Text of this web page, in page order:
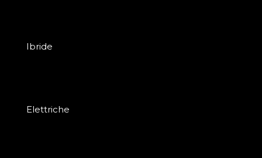
Ibride
Elettriche